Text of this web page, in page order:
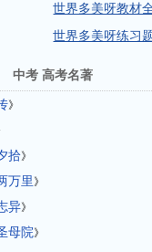
世界多美呀教材
世界多美呀练习
中考 高考名著
》
拾》
万里 》
异》
母院》